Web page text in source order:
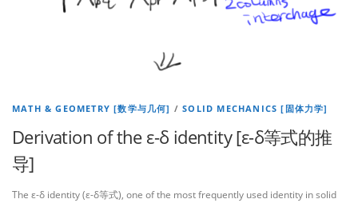
MATH & GEOMETRY [数学与几何] /SOLID MECHANICS [固体力学]
Derivation of the ε-δ identity [ε-δ等式的推
导]
The ε-δ identity (ε-δ等式), one of the most frequently used identity in solid